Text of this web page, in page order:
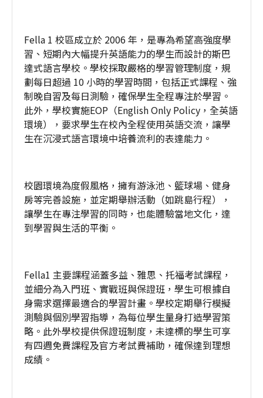
Fella 1 校區成立於 2006 年，是專為希望高強度學
習、短期內大幅提升英語能力的學生而設計的斯巴
達式語言學校。學校採取嚴格的學習管理制度，規
劃每日超過 10 小時的學習時間，包括正式課程、強
制晚自習及每日測驗，確保學生全程專注於學習。
此外，學校實施EOP（English Only Policy，全英語
環境），要求學生在校內全程使用英語交流，讓學
生在沉浸式語言環境中培養流利的表達能力。
校園環境為度假風格，擁有游泳池、籃球場、健身
房等完善設施，並定期舉辦活動（如跳島行程），
讓學生在專注學習的同時，也能體驗當地文化，達
到學習與生活的平衡。
Fella1 主要課程涵蓋多益、雅思、托福考試課程，
並細分為入門班、實戰班與保證班，學生可根據自
身需求選擇最適合的學習計畫。學校定期舉行模擬
測驗與個別學習指導，為每位學生量身打造學習策
略。此外學校提供保證班制度，未達標的學生可享
有四週免費課程及官方考試費補助，確保達到理想
成績。